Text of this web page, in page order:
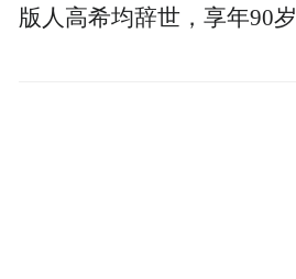
版人高希均辞世，享年90岁